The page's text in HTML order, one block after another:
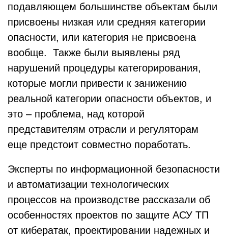
подавляющем большинстве объектам были
присвоены низкая или средняя категории
опасности, или категория не присвоена
вообще. Также были выявлены ряд
нарушений процедуры категорирования,
которые могли привести к занижению
реальной категории опасности объектов, и
это – проблема, над которой
представителям отрасли и регуляторам
еще предстоит совместно поработать.
Эксперты по информационной безопасности
и автоматизации технологических
процессов на производстве рассказали об
особенностях проектов по защите АСУ ТП
от кибератак, проектировании надежных и